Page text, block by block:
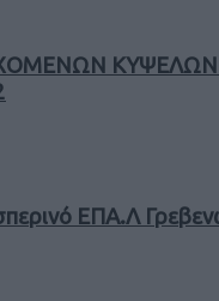
ΚΥΨΕΛΩΝ
ΕΠΑ.Λ